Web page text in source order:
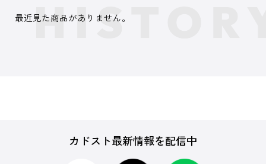
最近見た商品がありません。
カドスト最新情報を配信中